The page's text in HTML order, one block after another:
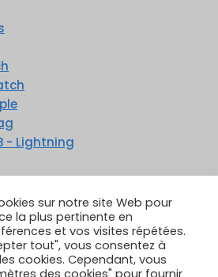
- Lightning
Google Reviews